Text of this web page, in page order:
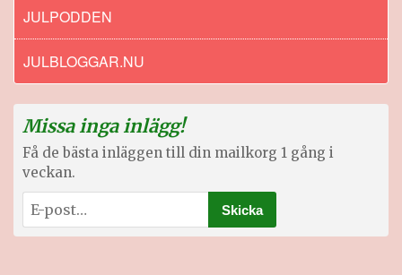
JULPODDEN
JULBLOGGAR.NU
Missa inga inlägg!
Få de bästa inläggen till din mailkorg 1 gång i
veckan.